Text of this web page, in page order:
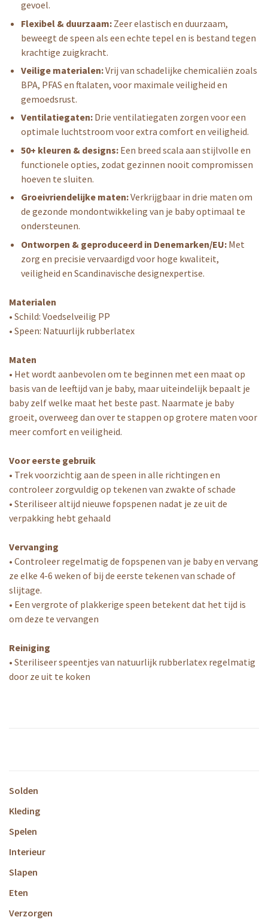
gevoel.
Flexibel & duurzaam: Zeer elastisch en duurzaam,
beweegt de speen als een echte tepel en is bestand tegen
krachtige zuigkracht.
Veilige materialen:Vrij van schadelijke chemicaliën zoals
BPA, PFAS en ftalaten, voor maximale veiligheid en
gemoedsrust.
Ventilatiegaten: Drie ventilatiegaten zorgen voor een
optimale luchtstroom voor extra comfort en veiligheid.
50+ kleuren & designs: Een breed scala aan stijlvolle en
functionele opties, zodat gezinnen nooit compromissen
hoeven te sluiten.
Groeivriendelijke maten:Verkrijgbaar in drie maten om
de gezonde mondontwikkeling van je baby optimaal te
ondersteunen.
Ontworpen & geproduceerd in Denemarken/EU: Met
zorg en precisie vervaardigd voor hoge kwaliteit,
veiligheid en Scandinavische designexpertise.
Materialen
• Schild: Voedselveilig PP
• Speen: Natuurlijk rubberlatex
Maten
• Het wordt aanbevolen om te beginnen met een maat op
basis van de leeftijd van je baby, maar uiteindelijk bepaalt je
baby zelf welke maat het beste past. Naarmate je baby
groeit, overweeg dan over te stappen op grotere maten voor
meer comfort en veiligheid.
Voor eerste gebruik
• Trek voorzichtig aan de speen in alle richtingen en
controleer zorgvuldig op tekenen van zwakte of schade
• Steriliseer altijd nieuwe fopspenen nadat je ze uit de
verpakking hebt gehaald
Vervanging
• Controleer regelmatig de fopspenen van je baby en vervang
ze elke 4-6 weken of bij de eerste tekenen van schade of
slijtage.
• Een vergrote of plakkerige speen betekent dat het tijd is
om deze te vervangen
Reiniging
• Steriliseer speentjes van natuurlijk rubberlatex regelmatig
door ze uit te koken
Solden
Kleding
Spelen
Interieur
Slapen
Eten
Verzorgen